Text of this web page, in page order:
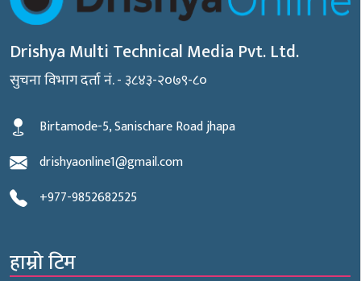
Drishya Multi Technical Media Pvt. Ltd.
सुचना विभाग दर्ता नं. - ३८४३-२०७९-८०
Birtamode-5, Sanischare Road jhapa
drishyaonline1@gmail.com
+977-9852682525
हाम्रो टिम